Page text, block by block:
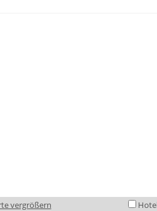
vergrößern